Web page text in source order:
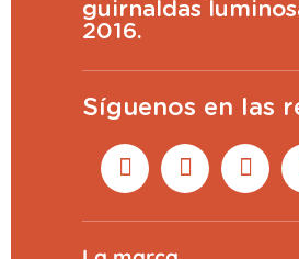
200caracteres restantes)
AÑADIR AL
guirnaldas
2016.
Síguenos en las